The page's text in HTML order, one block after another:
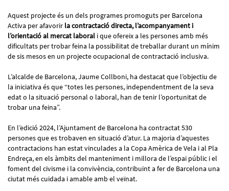
Aquest projecte és un dels programes promoguts per Barcelona
Activa per afavorir la contractació directa, l’acompanyament i
l’orientació al mercat laboral i que ofereix a les persones amb més
dificultats per trobar feina la possibilitat de treballar durant un mínim
de sis mesos en un projecte ocupacional de contractació inclusiva.
L’alcalde de Barcelona, Jaume Collboni, ha destacat que l’objectiu de
la iniciativa és que “totes les persones, independentment de la seva
edat o la situació personal o laboral, han de tenir l’oportunitat de
trobar una feina”.
En l’edició 2024, l’Ajuntament de Barcelona ha contractat 530
persones que es trobaven en situació d’atur. La majoria d’aquestes
contractacions han estat vinculades a la Copa Amèrica de Vela i al Pla
Endreça, en els àmbits del manteniment i millora de l’espai públic i el
foment del civisme i la convivència, contribuint a fer de Barcelona una
ciutat més cuidada i amable amb el veïnat.